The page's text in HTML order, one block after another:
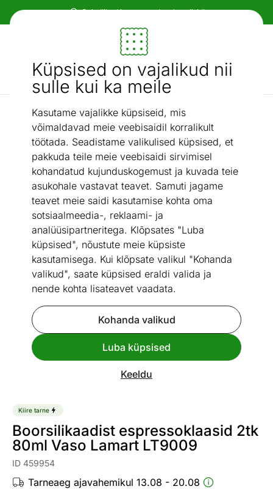
Küpsised on vajalikud nii
sulle kui ka meile
Kasutame vajalikke küpsiseid, mis
võimaldavad meie veebisaidil korralikult
töötada. Seadistame valikulised küpsised, et
pakkuda teile meie veebisaidi sirvimisel
kohandatud kujunduskogemust ja kuvada teie
asukohale vastavat teavet. Samuti jagame
teavet meie saidi kasutamise kohta oma
sotsiaalmeedia-, reklaami- ja
analüüsipartneritega. Klõpsates "Luba
küpsised", nõustute meie küpsiste
kasutamisega. Kui klõpsate valikul "Kohanda
valikud", saate küpsised eraldi valida ja
nende kohta lisateavet vaadata.
Kohanda valikud
Luba küpsised
Keeldu
Paindlikud ja mugavad makseviisid!
Mööbel ja sisustus - ON24
Otsi...
AI otsing
Tassid ja kruusid
Boorsilikaadist espressoklaasid 2tk 80ml Vaso Lamart
Go to slide 1
Go to slide 2
Vaata sarnaseid
Kiire tarne
Boorsilikaadist espressoklaasid 2tk
80ml Vaso Lamart LT9009
ID 459954
Tarneaeg ajavahemikul 13.08 - 20.08